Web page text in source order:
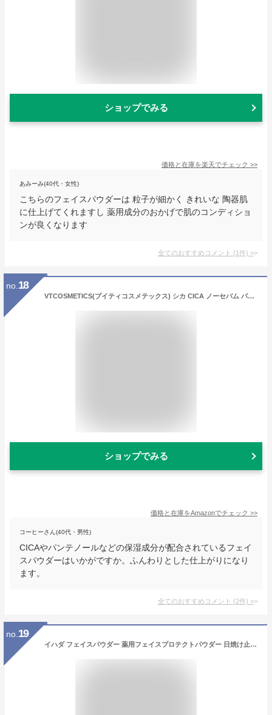
ショップでみる
価格と在庫を楽天でチェック >>
あみーみ(40代・女性)
こちらのフェイスパウダーは 粒子が細かく きれいな 陶器肌
に仕上げてくれますし 薬用成分のおかげで肌のコンディショ
ンが良くなります
全てのおすすめコメント (1件) >
no. 18
VTCOSMETICS(ブイティコスメテックス) シカ CICA ノーセバム パウダー 5g 3種 フェイスパウダー 皮脂 オイリー肌 1個 (マイルドパウダー)
ショップでみる
価格と在庫をAmazonでチェック >>
コーヒーさん(40代・男性)
CICAやパンテノールなどの保湿成分が配合されているフェイ
スパウダーはいかがですか。ふんわりとした仕上がりになり
ます。
全てのおすすめコメント (2件) >
no. 19
イハダ フェイスパウダー 薬用フェイスプロテクトパウダー 日焼け止め ファンデーション テカリ防止 スキンケア 肌荒れ UV ノンコメドジェニック シミ 花粉 PM2.5 【医薬部外品】 本体 9g